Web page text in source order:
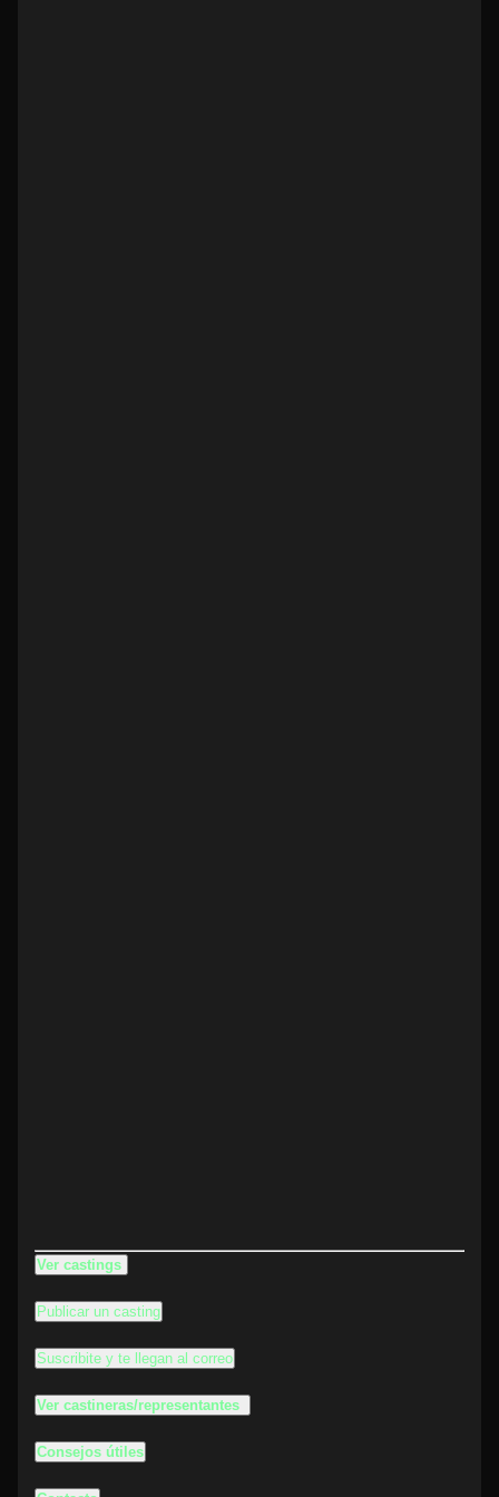
Ver castings
Publicar un casting
Suscribite y te llegan al correo
Ver castineras/representantes
Consejos útiles